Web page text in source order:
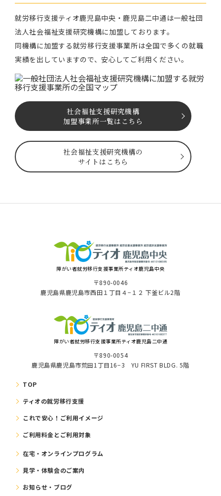
就労移⾏⽀援ティオ⿅児島中央・鹿児島二中通は⼀般社団
法⼈社会福祉⽀援研究機構に加盟しております。
同機構に加盟する就労移⾏⽀援事業所は全国で多くの就職
実績を出していますので、安⼼してご利⽤ください。
社会福祉⽀援研究機構
加盟事業所一覧はこちら
社会福祉⽀援研究機構の
サイトはこちら
障がい者就労移⾏⽀援事業所ティオ⿅児島中央
〒890-0046
⿅児島県⿅児島市⻄⽥１丁⽬４−１２ 下釜ビル2階
障がい者就労移⾏⽀援事業所ティオ鹿児島二中通
〒890-0054
鹿児島県鹿児島市荒田1丁目16−3 YU FIRST BLDG. 5階
TOP
ティオの就労移⾏⽀援
これで安⼼！ご利⽤イメージ
ご利⽤料⾦とご利⽤対象
在宅・オンラインプログラム
⾒学・体験会のご案内
お知らせ・ブログ